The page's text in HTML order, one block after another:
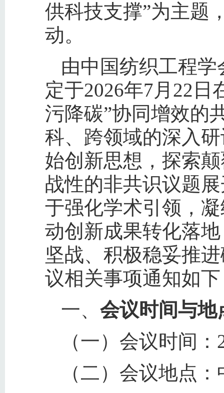
供科技支撑”为主题
动。
由中国纺织工程
定于2026年7月22
污降碳”协同增效的
科、跨领域的深入
始创新思想，探索
战性的非共识议题
于强化学术引领，
动创新成果转化落
坚战、积极稳妥推
议相关事项通知如
一、 会议时间与地
（一）会议时间
（二）会议地点